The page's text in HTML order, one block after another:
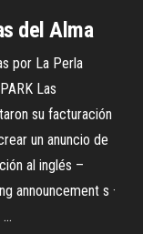
del Alma
por La Perla
Las
su facturación
un anuncio de
al inglés –
announcement s ·